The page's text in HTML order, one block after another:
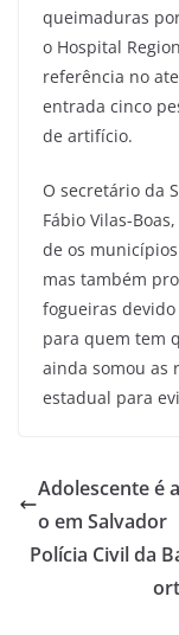
queimaduras
o Hospital
referência no
entrada cinco
de artifício.
O secretário da
Fábio Vilas-
de os
mas também
fogueiras
para quem tem
ainda somou as
estadual para
Adolescente é
o em Salvador
Polícia Civil da